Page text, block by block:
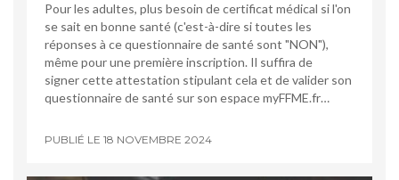
Pour les adultes, plus besoin de certificat médical si l'on
se sait en bonne santé (c'est-à-dire si toutes les
réponses à ce questionnaire de santé sont "NON"),
même pour une première inscription. Il suffira de
signer cette attestation stipulant cela et de valider son
questionnaire de santé sur son espace myFFME.fr…
PUBLIÉ LE 18 NOVEMBRE 2024